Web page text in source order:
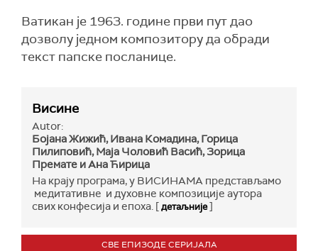
Ватикан је 1963. године први пут дао
дозволу једном композитору да обради
текст папске посланице.
Висине
Autor:
Бојана Жижић, Ивана Комадина, Горица
Пилиповић, Маја Чоловић Васић, Зорица
Премате и Ана Ћирица
На крају програма, у ВИСИНАМА представљамо
медитативне и духовне композиције аутора
свих конфесија и епоха. [детаљније]
СВЕ ЕПИЗОДЕ СЕРИЈАЛА